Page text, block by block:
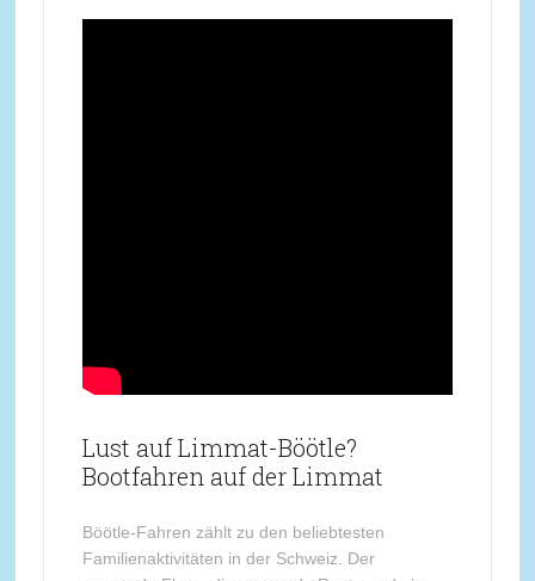
Lust auf Limmat-Böötle?
Bootfahren auf der Limmat
Böötle-Fahren zählt zu den beliebtesten
Familienaktivitäten in der Schweiz. Der